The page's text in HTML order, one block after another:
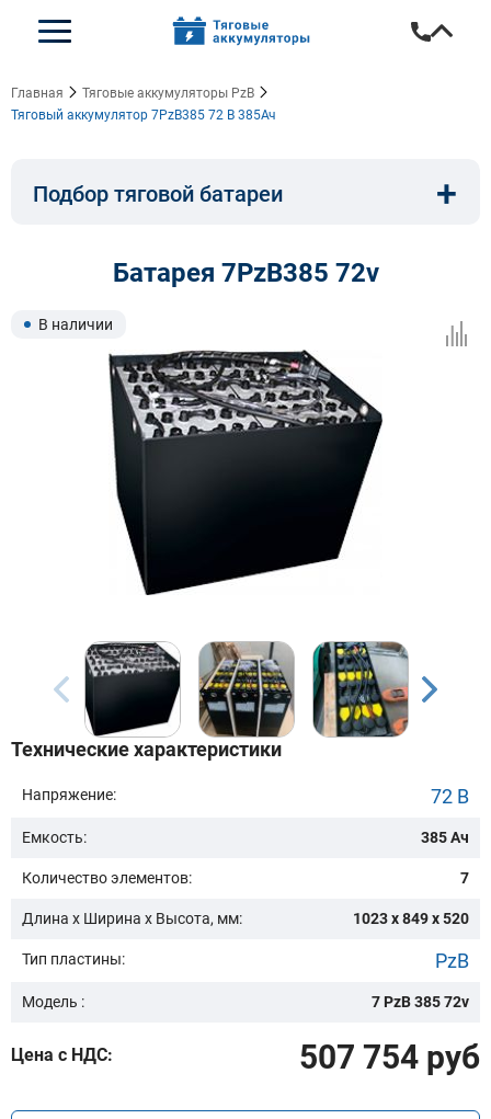
Главная
Тяговые аккумуляторы PzB
Тяговый аккумулятор 7PzB385 72 В 385Ач
Подбор тяговой батареи
Тип:
Ширина, мм: Высота, мм:
Бренд техники:
Модель:
Сначала выберите бренд
Очистить подбор
+
Батарея 7PzB385 72v
В наличии
Технические характеристики
Напряжение: 72 В
Емкость: 385 Ач
Количество элементов: 7
Длина х Ширина х Высота, мм: 1023 x 849 x 520
Тип пластины: PzB
Модель : 7 PzB 385 72v
Цена с НДС: 507 754 руб